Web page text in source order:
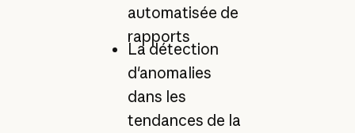
automatisée de
rapports
La détection
d'anomalies
dans les
tendances de la